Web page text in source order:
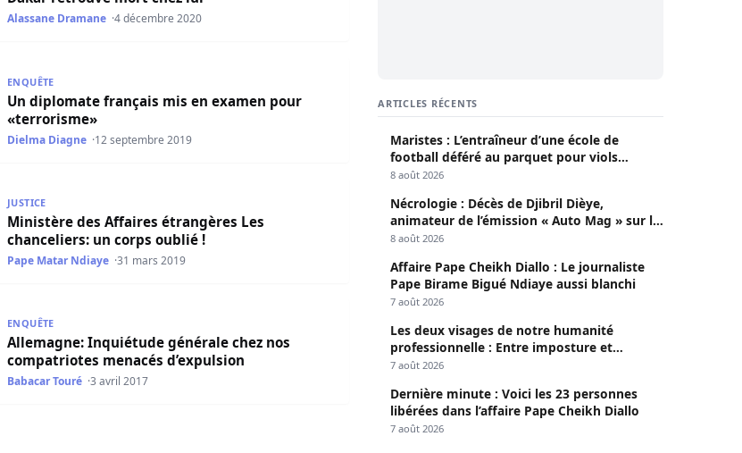
Alassane Dramane 4 décembre 2020
ENQUÊTE
Un diplomate français mis en examen pour
«terrorisme»
Dielma Diagne 12 septembre 2019
JUSTICE
Ministère des Affaires étrangères Les
chanceliers: un corps oublié !
Pape Matar Ndiaye 31 mars 2019
Allemagne: Inquiétude générale chez nos compatriotes menacés d’expulsion
ENQUÊTE
Allemagne: Inquiétude générale chez nos
compatriotes menacés d’expulsion
Babacar Touré 3 avril 2017
ARTICLES RÉCENTS
Maristes : L’entraîneur d’une école de
football déféré au parquet pour viols
répétés sur mineurs
8 août 2026
Nécrologie : Décès de Djibril Dièye,
animateur de l’émission « Auto Mag » sur la
TFM
8 août 2026
Affaire Pape Cheikh Diallo : Le journaliste
Pape Birame Bigué Ndiaye aussi blanchi
7 août 2026
Les deux visages de notre humanité
professionnelle : Entre imposture et
héroïsme silencieux (Par Pr Moussa Seydi)
7 août 2026
Dernière minute : Voici les 23 personnes
libérées dans l’affaire Pape Cheikh Diallo
7 août 2026